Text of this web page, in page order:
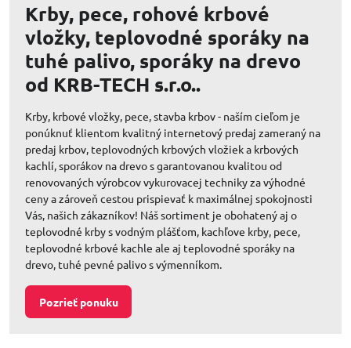
Krby, pece, rohové krbové
vložky, teplovodné sporáky na
tuhé palivo, sporáky na drevo
od KRB-TECH s.r.o..
Krby, krbové vložky, pece, stavba krbov - naším cieľom je
ponúknuť klientom kvalitný internetový predaj zameraný na
predaj krbov, teplovodných krbových vložiek a krbových
kachlí, sporákov na drevo s garantovanou kvalitou od
renovovaných výrobcov vykurovacej techniky za výhodné
ceny a zároveň cestou prispievať k maximálnej spokojnosti
Vás, našich zákazníkov! Náš sortiment je obohatený aj o
teplovodné krby s vodným plášťom, kachľove krby, pece,
teplovodné krbové kachle ale aj teplovodné sporáky na
drevo, tuhé pevné palivo s výmenníkom.
Pozrieť ponuku